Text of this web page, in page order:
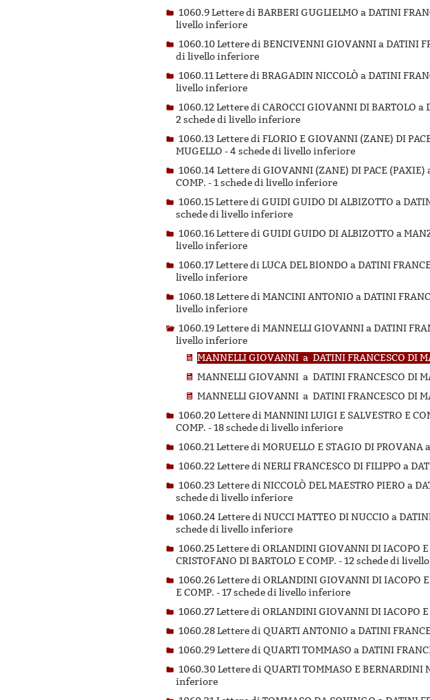
1060.9 Lettere di BARBERI GUGLIELMO a DATINI
livello inferiore
1060.10 Lettere di BENCIVENNI GIOVANNI a DATINI
di livello inferiore
1060.11 Lettere di BRAGADIN NICCOLÒ a DATINI
livello inferiore
1060.12 Lettere di CAROCCI GIOVANNI DI BARTOLO a
2 schede di livello inferiore
1060.13 Lettere di FLORIO E GIOVANNI (ZANE) DI
MUGELLO -4 schede di livello inferiore
1060.14 Lettere di GIOVANNI (ZANE) DI PACE (PAXIE)
COMP. -1 schede di livello inferiore
1060.15 Lettere di GUIDI GUIDO DI ALBIZOTTO a
schede di livello inferiore
1060.16 Lettere di GUIDI GUIDO DI ALBIZOTTO a
livello inferiore
1060.17 Lettere di LUCA DEL BIONDO a DATINI
livello inferiore
1060.18 Lettere di MANCINI ANTONIO a DATINI
livello inferiore
1060.19 Lettere di MANNELLI GIOVANNI a DATINI
livello inferiore
MANNELLI GIOVANNI a DATINI FRANCESCO DI
MANNELLI GIOVANNI a DATINI FRANCESCO DI
MANNELLI GIOVANNI a DATINI FRANCESCO DI
1060.20 Lettere di MANNINI LUIGI E SALVESTRO E
COMP. -18 schede di livello inferiore
1060.21 Lettere di MORUELLO E STAGIO DI PROVANA
1060.22 Lettere di NERLI FRANCESCO DI FILIPPO a
1060.23 Lettere di NICCOLÒ DEL MAESTRO PIERO a
schede di livello inferiore
1060.24 Lettere di NUCCI MATTEO DI NUCCIO a
schede di livello inferiore
1060.25 Lettere di ORLANDINI GIOVANNI DI IACOPO E
CRISTOFANO DI BARTOLO E COMP. -12 schede di
1060.26 Lettere di ORLANDINI GIOVANNI DI IACOPO E
E COMP. -17 schede di livello inferiore
1060.27 Lettere di ORLANDINI GIOVANNI DI IACOPO E
1060.28 Lettere di QUARTI ANTONIO a DATINI
1060.29 Lettere di QUARTI TOMMASO a DATINI
1060.30 Lettere di QUARTI TOMMASO E BERNARDINI
inferiore